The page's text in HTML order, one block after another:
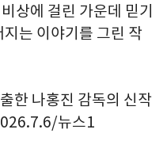
상에 걸린 가운데 믿기
는 이야기를 그린 작
한 나홍진 감독의 신작
뉴스1